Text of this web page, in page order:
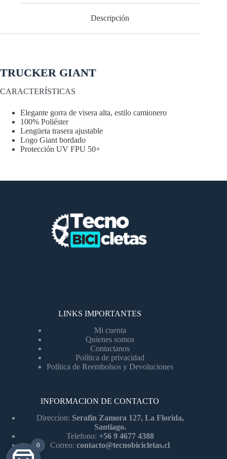
Descripción
TRUCKER GIANT
CARACTERÍSTICAS
Elegante gorra de visera alta, estilo camionero
100% Poliéster
Lengüeta trasera ajustable
Logo Giant bordado
Protección UV FPU 50+
LINKS IMPORTANTES
Mi cuenta
Quienes somos
Contactanos
Política de privacidad
Política de Reembolsos y Devoluciones
INFORMACION DE CONTACTO
Direccion: Serafin Zamora 127, La Florida,
Santiago.
Telefono: +56 9 4677 4388
Correo:contacto@tecnobicicletas.cl
0